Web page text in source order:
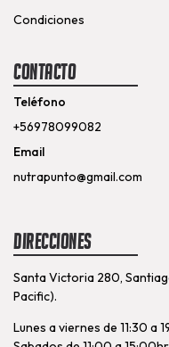
Condiciones
Contacto
Teléfono
+56978099082
Email
nutrapunto@gmail.com
Direcciones
Santa Victoria 280,
Pacific).
Lunes a viernes de 11:30 a